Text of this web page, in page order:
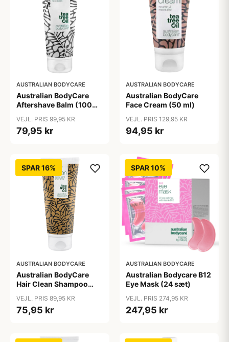
AUSTRALIAN BODYCARE
Australian BodyCare
Aftershave Balm (100
VEJL. PRIS 99,95 KR
79,95 kr
AUSTRALIAN BODYCARE
Australian BodyCare
Face Cream (50 ml)
VEJL. PRIS 129,95 KR
94,95 kr
SPAR 16%
AUSTRALIAN BODYCARE
Australian BodyCare
Hair Clean Shampoo
VEJL. PRIS 89,95 KR
75,95 kr
SPAR 10%
AUSTRALIAN BODYCARE
Australian Bodycare B12
Eye Mask (24 sæt)
VEJL. PRIS 274,95 KR
247,95 kr